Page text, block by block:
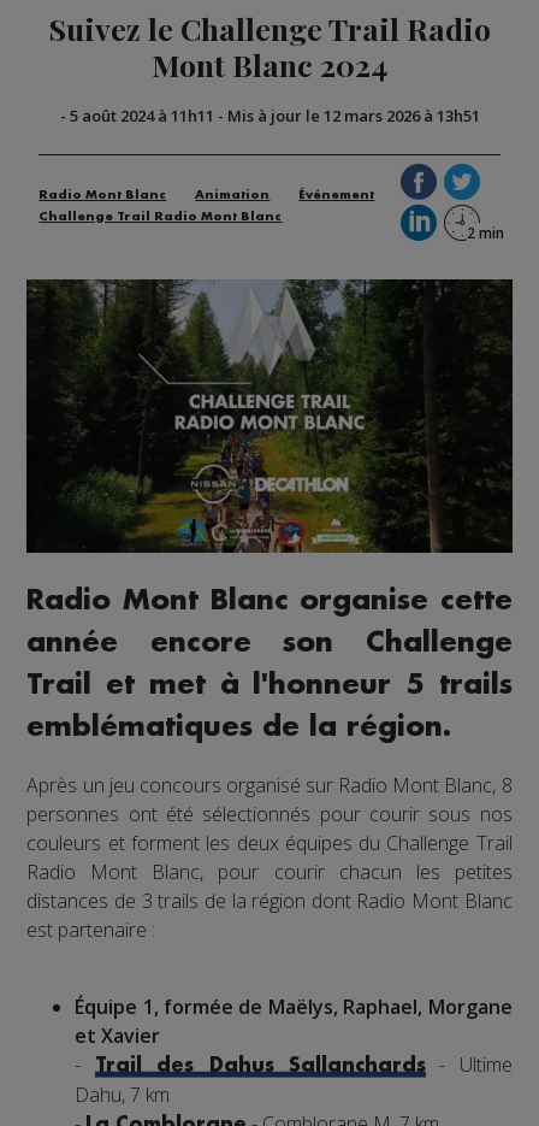
Suivez le Challenge Trail Radio
Mont Blanc 2024
- 5 août 2024 à 11h11 - Mis à jour le 12 mars 2026 à 13h51
Radio Mont Blanc Animation
Événement
Challenge Trail Radio Mont Blanc
Radio Mont Blanc organise cette
année encore son Challenge
Trail et met à l'honneur 5 trails
emblématiques de la région.
Après un jeu concours organisé sur Radio Mont Blanc, 8
personnes ont été sélectionnés pour courir sous nos
couleurs et forment les deux équipes du Challenge Trail
Radio Mont Blanc, pour courir chacun les petites
distances de 3 trails de la région dont Radio Mont Blanc
est partenaire :
Équipe 1, formée de Maëlys, Raphael, Morgane
et Xavier
-
Trail des Dahus Sallanchards- Ultime
Dahu, 7 km